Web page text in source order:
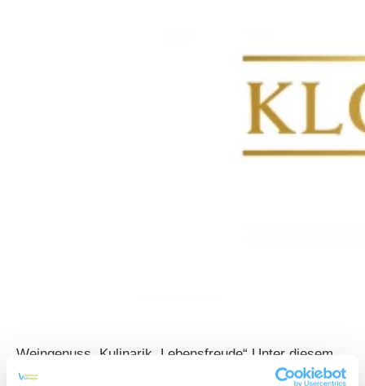
„Weingenuss. Kulinarik. Lebensfreude“ Unter diesem
Motto bietet das Weingut Klosterhof der Winzerfamilie